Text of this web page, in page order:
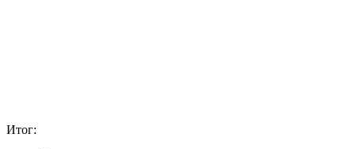
Итог: